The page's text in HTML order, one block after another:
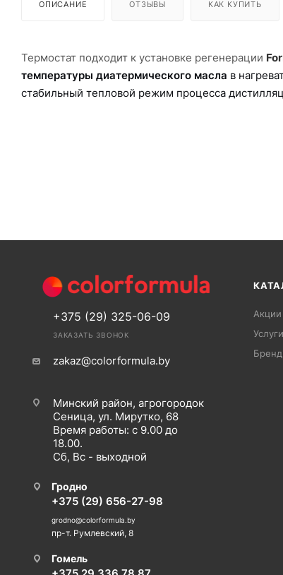
ОПИСАНИЕ ОТЗЫВЫ КАК КУПИТЬ
Термостат подходит к установке регенерации
температуры диатермического масла в
стабильный тепловой режим процесса
+375 (29) 325-06-09
ЗАКАЗАТЬ ЗВОНОК
zakaz@colorformula.by
Минский район, агрогородок
Сеница, ул. Мирутко, 68
Время работы: с 9.00 до
18.00.
Сб, Вс - выходной
Гродно
+375 (29) 656-27-98
grodno@colorformula.by
пр-т. Румлевский, 8
Гомель
Акции
Услуги